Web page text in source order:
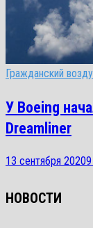
Гражданский
У Boeing
Dreamliner
13 сентября 2020
НОВОСТИ